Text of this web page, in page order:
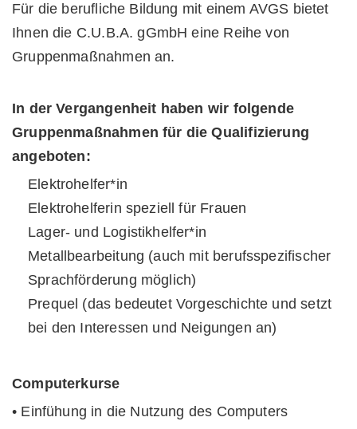
Für die berufliche Bildung mit einem AVGS bietet
Ihnen die C.U.B.A. gGmbH eine Reihe von
Gruppenmaßnahmen an.
In der Vergangenheit haben wir folgende
Gruppenmaßnahmen für die Qualifizierung
angeboten:
Elektrohelfer*in
Elektrohelferin speziell für Frauen
Lager- und Logistikhelfer*in
Metallbearbeitung (auch mit berufsspezifischer
Sprachförderung möglich)
Prequel (das bedeutet Vorgeschichte und setzt
bei den Interessen und Neigungen an)
Computerkurse
• Einfühung in die Nutzung des Computers